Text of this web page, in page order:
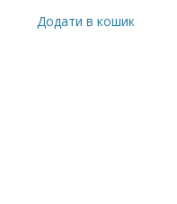
Додати в кошик